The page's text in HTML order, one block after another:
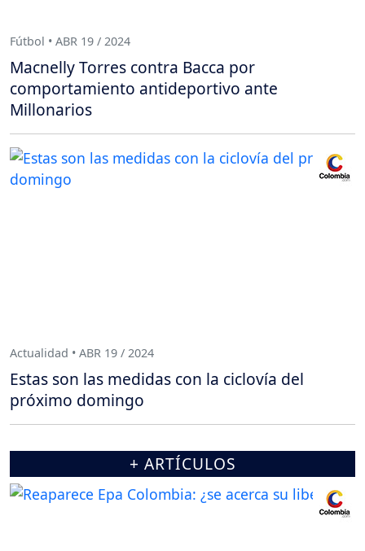
Fútbol • ABR 19 / 2024
Macnelly Torres contra Bacca por
comportamiento antideportivo ante
Millonarios
Actualidad • ABR 19 / 2024
Estas son las medidas con la ciclovía del
próximo domingo
+ ARTÍCULOS